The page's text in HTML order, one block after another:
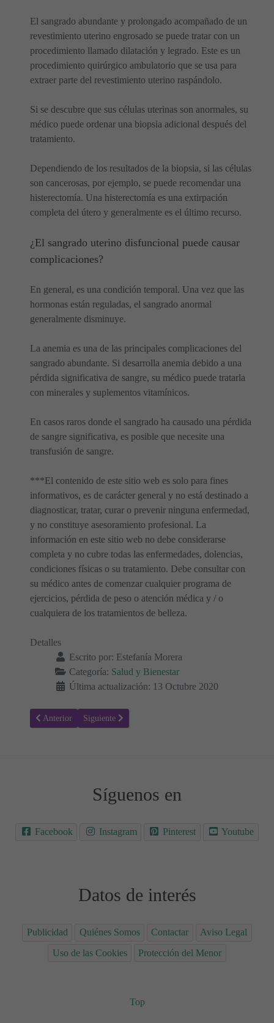
El sangrado abundante y prolongado acompañado de un
revestimiento uterino engrosado se puede tratar con un
procedimiento llamado dilatación y legrado. Este es un
procedimiento quirúrgico ambulatorio que se usa para
extraer parte del revestimiento uterino raspándolo.
Si se descubre que sus células uterinas son anormales, su
médico puede ordenar una biopsia adicional después del
tratamiento.
Dependiendo de los resultados de la biopsia, si las células
son cancerosas, por ejemplo, se puede recomendar una
histerectomía. Una histerectomía es una extirpación
completa del útero y generalmente es el último recurso.
¿El sangrado uterino disfuncional puede causar
complicaciones?
En general, es una condición temporal. Una vez que las
hormonas están reguladas, el sangrado anormal
generalmente disminuye.
La anemia es una de las principales complicaciones del
sangrado abundante. Si desarrolla anemia debido a una
pérdida significativa de sangre, su médico puede tratarla
con minerales y suplementos vitamínicos.
En casos raros donde el sangrado ha causado una pérdida
de sangre significativa, es posible que necesite una
transfusión de sangre.
***El contenido de este sitio web es solo para fines
informativos, es de carácter general y no está destinado a
diagnosticar, tratar, curar o prevenir ninguna enfermedad,
y no constituye asesoramiento profesional. La
información en este sitio web no debe considerarse
completa y no cubre todas las enfermedades, dolencias,
condiciones físicas o su tratamiento. Debe consultar con
su médico antes de comenzar cualquier programa de
ejercicios, pérdida de peso o atención médica y / o
cualquiera de los tratamientos de belleza.
Detalles
Escrito por: Estefanía Morera
Categoría: Salud y Bienestar
Última actualización: 13 Octubre 2020
Artículo anterior: Enfermedad de Von Willebrand: tipos, causas y
Anterior Artículo siguiente: ¿Qué anticonceptivo es el adecuado
Siguiente
Síguenos en
Facebook Instagram Pinterest Youtube
Datos de interés
Publicidad Quiénes Somos Contactar
Aviso Legal
Uso de las Cookies
Protección del Menor
Top